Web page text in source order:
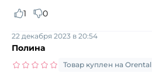
1
0
Полина
22 декабря 2023 в 20:54
Товар куплен на Orental